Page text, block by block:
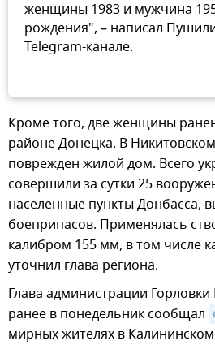
женщины 1983 и мужчина
рождения", – написал
Telegram-канале.
Кроме того, две женщины
районе Донецка. В
поврежден жилой дом. Всего
совершили за сутки 25
населенные пункты Донбасса,
боеприпасов. Применялась
калибром 155 мм, в том числе
уточнил глава региона.
Глава администрации
ранее в понедельник сообщал
мирных жителях в